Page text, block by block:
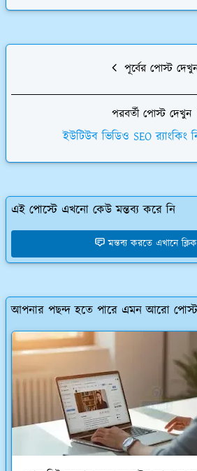
পূর্বের পোস্ট
পরবর্তী পোস্ট দেখুন
ইউটিউব ভিডিও SEO র‍্যাংকিং
এই পোস্টে এখনো কেউ মন্তব্য করে নি
মন্তব্য করতে এখানে
আপনার পছন্দ হতে পারে এমন আরো পোস্ট